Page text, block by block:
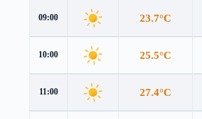
09:00 23.7°C
10:00 25.5°C
11:00 27.4°C